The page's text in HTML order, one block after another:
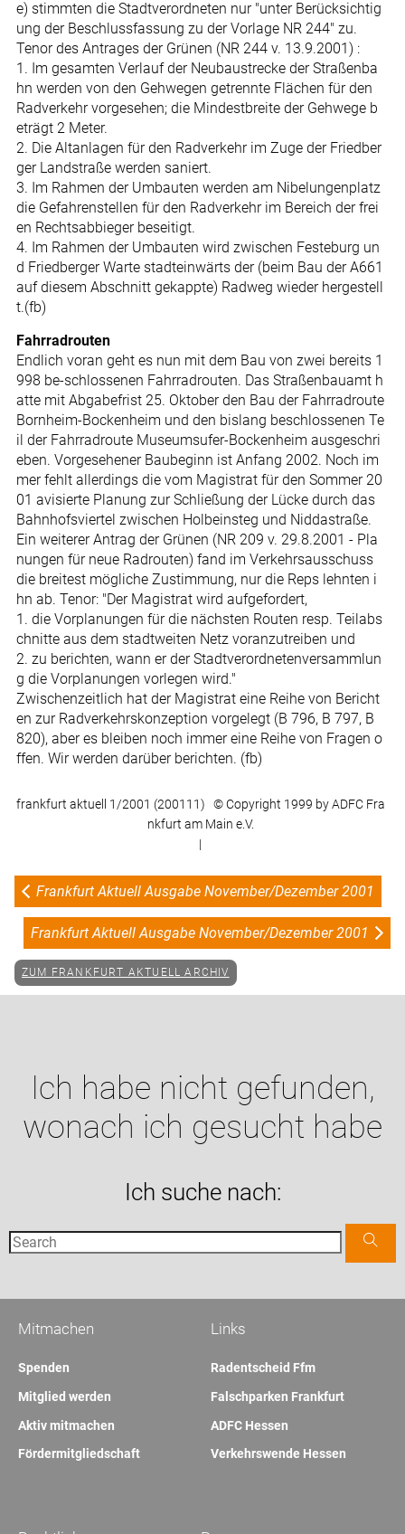
e) stimmten die Stadtverordneten nur "unter Berücksichtig
ung der Beschlussfassung zu der Vorlage NR 244" zu.
Tenor des Antrages der Grünen (NR 244 v. 13.9.2001) :
1. Im gesamten Verlauf der Neubaustrecke der Straßenba
hn werden von den Gehwegen getrennte Flächen für den
Radverkehr vorgesehen; die Mindestbreite der Gehwege b
eträgt 2 Meter.
2. Die Altanlagen für den Radverkehr im Zuge der Friedber
ger Landstraße werden saniert.
3. Im Rahmen der Umbauten werden am Nibelungenplatz
die Gefahrenstellen für den Radverkehr im Bereich der frei
en Rechtsabbieger beseitigt.
4. Im Rahmen der Umbauten wird zwischen Festeburg un
d Friedberger Warte stadteinwärts der (beim Bau der A661
auf diesem Abschnitt gekappte) Radweg wieder hergestell
t.(fb)
Fahrradrouten
Endlich voran geht es nun mit dem Bau von zwei bereits 1
998 be-schlossenen Fahrradrouten. Das Straßenbauamt h
atte mit Abgabefrist 25. Oktober den Bau der Fahrradroute
Bornheim-Bockenheim und den bislang beschlossenen Te
il der Fahrradroute Museumsufer-Bockenheim ausgeschri
eben. Vorgesehener Baubeginn ist Anfang 2002. Noch im
mer fehlt allerdings die vom Magistrat für den Sommer 20
01 avisierte Planung zur Schließung der Lücke durch das
Bahnhofsviertel zwischen Holbeinsteg und Niddastraße.
Ein weiterer Antrag der Grünen (NR 209 v. 29.8.2001 - Pla
nungen für neue Radrouten) fand im Verkehrsausschuss
die breitest mögliche Zustimmung, nur die Reps lehnten i
hn ab. Tenor: "Der Magistrat wird aufgefordert,
1. die Vorplanungen für die nächsten Routen resp. Teilabs
chnitte aus dem stadtweiten Netz voranzutreiben und
2. zu berichten, wann er der Stadtverordnetenversammlun
g die Vorplanungen vorlegen wird."
Zwischenzeitlich hat der Magistrat eine Reihe von Bericht
en zur Radverkehrskonzeption vorgelegt (B 796, B 797, B
820), aber es bleiben noch immer eine Reihe von Fragen o
ffen. Wir werden darüber berichten. (fb)
frankfurt aktuell 1/2001 (200111) © Copyright 1999 by ADFC Fra
nkfurt am Main e.V.
|
Frankfurt Aktuell Ausgabe November/Dezember 2001
Frankfurt Aktuell Ausgabe November/Dezember 2001
ZUM FRANKFURT AKTUELL ARCHIV
Ich habe nicht gefunden,
wonach ich gesucht habe
Ich suche nach:
Links
Radentscheid Ffm
Falschparken Frankfurt
ADFC Hessen
Verkehrswende Hessen
Mitmachen
Spenden
Mitglied werden
Aktiv mitmachen
Fördermitgliedschaft